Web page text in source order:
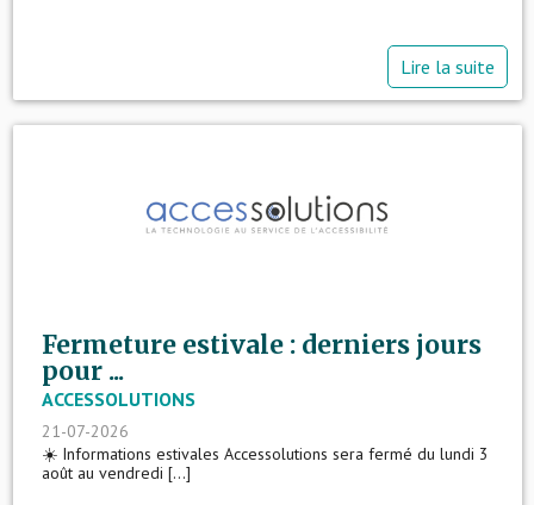
Lire la suite
Fermeture estivale : derniers jours
pour ...
ACCESSOLUTIONS
21-07-2026
☀️ Informations estivales Accessolutions sera fermé du lundi 3
août au vendredi [...]